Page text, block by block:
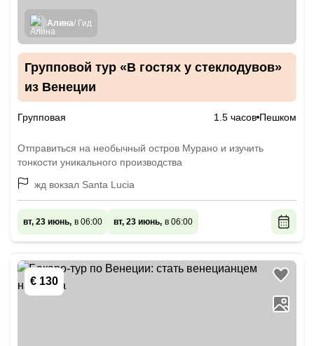
Алина/ Гид
Групповой тур «В гостях у стеклодувов»
из Венеции
Групповая 1.5 часов Пешком
Отправиться на необычный остров Мурано и изучить
тонкости уникального производства
жд вокзал Santa Lucia
вт, 23 июнь, в 06:00 вт, 23 июнь, в 06:00
€ 130